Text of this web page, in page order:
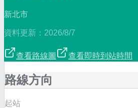
新北市
資料更新： 2026/8/7
查看路線圖 查看即時到站時間
路線方向
起站